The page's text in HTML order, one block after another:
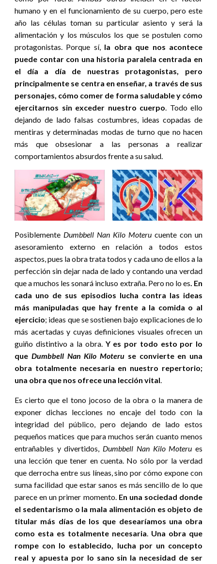
humano y en el funcionamiento de su cuerpo, pero este
año las células toman su particular asiento y será la
alimentación y los músculos los que se postulen como
protagonistas. Porque sí, la obra que nos acontece
puede contar con una historia paralela centrada en
el día a día de nuestras protagonistas, pero
principalmente se centra en enseñar, a través de sus
personajes, cómo comer de forma saludable y cómo
ejercitarnos sin exceder nuestro cuerpo. Todo ello
dejando de lado falsas costumbres, ideas copadas de
mentiras y determinadas modas de turno que no hacen
más que obsesionar a las personas a realizar
comportamientos absurdos frente a su salud.
Posiblemente Dumbbell Nan Kilo Moteru cuente con un
asesoramiento externo en relación a todos estos
aspectos, pues la obra trata todos y cada uno de ellos a la
perfección sin dejar nada de lado y contando una verdad
que a muchos les sonará incluso extraña. Pero no lo es . En
cada uno de sus episodios lucha contra las ideas
más manipuladas que hay frente a la comida o al
ejercicio; ideas que se sostienen bajo explicaciones de lo
más acertadas y cuyas definiciones visuales ofrecen un
guiño distintivo a la obra. Y es por todo esto por lo
que Dumbbell Nan Kilo Moteru se convierte en una
obra totalmente necesaria en nuestro repertorio;
una obra que nos ofrece una lección vital
Es cierto que el tono jocoso de la obra o la manera de
exponer dichas lecciones no encaje del todo con la
integridad del público, pero dejando de lado estos
pequeños matices que para muchos serán cuanto menos
entrañables y divertidos, Dumbbell Nan Kilo Moterues
una lección que tener en cuenta. No sólo por la verdad
que derrocha entre sus líneas, sino por cómo expone con
suma facilidad que estar sanos es más sencillo de lo que
parece en un primer momento. En una sociedad donde
el sedentarismo o la mala alimentación es objeto de
titular más días de los que desearíamos una obra
como esta es totalmente necesaria Una obra que
rompe con lo establecido, lucha por un concepto
real y apuesta por lo sano sin la necesidad de ser